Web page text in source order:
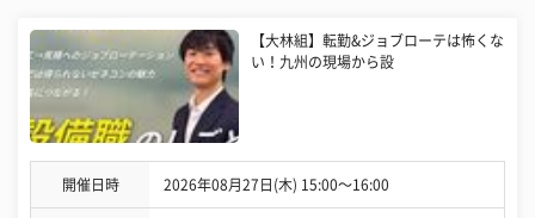
【大林組】転勤&ジョブローテは怖くな
い！九州の現場から設
開催日時 2026年08月27日(木) 15:00〜16:00